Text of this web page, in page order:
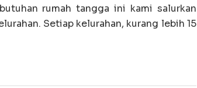
rumah tangga ini kami salurkan
Setiap kelurahan, kurang lebih 15